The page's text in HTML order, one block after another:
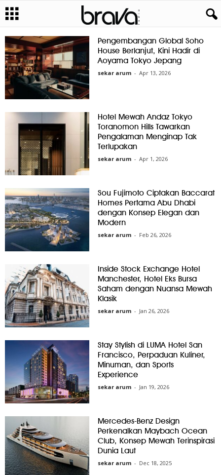
Pengembangan Global Soho
House Berlanjut, Kini Hadir di
Aoyama Tokyo Jepang
sekar arum - Apr 13, 2026
Hotel Mewah Andaz Tokyo
Toranomon Hills Tawarkan
Pengalaman Menginap Tak
Terlupakan
sekar arum - Apr 1, 2026
Sou Fujimoto Ciptakan Baccarat
Homes Pertama Abu Dhabi
dengan Konsep Elegan dan
Modern
sekar arum - Feb 26, 2026
Inside Stock Exchange Hotel
Manchester, Hotel Eks Bursa
Saham dengan Nuansa Mewah
Klasik
sekar arum - Jan 26, 2026
Stay Stylish di LUMA Hotel San
Francisco, Perpaduan Kuliner,
Minuman, dan Sports
Experience
sekar arum - Jan 19, 2026
Mercedes-Benz Design
Perkenalkan Maybach Ocean
Club, Konsep Mewah Terinspirasi
Dunia Laut
sekar arum - Dec 18, 2025